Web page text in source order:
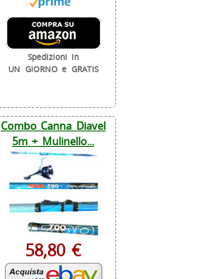
Spedizioni in
UN GIORNO e GRATIS
Combo Canna Diavel
5m + Mulinello...
58,80 €